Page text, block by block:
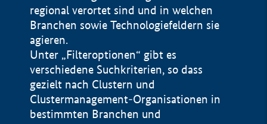
regional verortet sind und in welchen
Branchen sowie Technologiefeldern sie
agieren.
Unter „Filteroptionen“ gibt es
verschiedene Suchkriterien, so dass
gezielt nach Clustern und
Clustermanagement-Organisationen in
bestimmten Branchen und
Impressum
Datenschutzerklärung
BMWE, 2026 ©
100 km © Geobasis-DE / BKG 2015